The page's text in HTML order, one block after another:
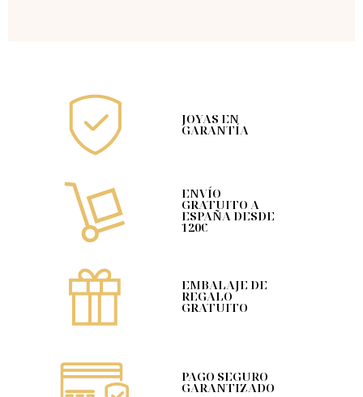
JOYAS EN
GARANTÍA
ENVÍO
GRATUITO A
ESPAÑA DESDE
120€
EMBALAJE DE
REGALO
GRATUITO
PAGO SEGURO
GARANTIZADO